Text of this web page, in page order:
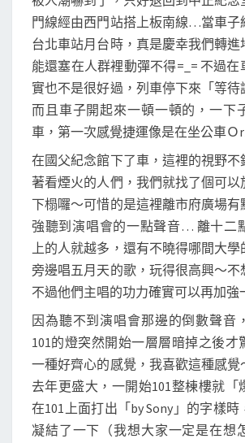
門線經由西門站搭上板南線…當車子
台北車站月台時，真是慶幸我們轉
能還塞在人群裡動彈不得=_= 不過
實也不是很好過，列車停下來「等待
而且車子開起來一頓一頓的，一下
車，第一次感覺捷運像是在坐公車
在國父紀念館下了車，這裡的視野
著看煙火的人們，我們就找了個可以
下榻囉～可惜的是這裡離市府廣場
強聽到演唱會的一點聲音… 離十二
上的人就越多，還有不曉得哪間大學
旁邊唱五月天的歌，玩得很高興～不
不過他們主唱的功力確實可以再加強
因為聽不到演唱會那邊的倒數聲音
101的燈突然開始一層層暗掉之後才
一種好齊心的感覺，我喜歡這種感
去年更盛大，一開始101整棟樓就「
在101上面打出「by Sony」的字樣
凝結了一下（我想大家一定是在想